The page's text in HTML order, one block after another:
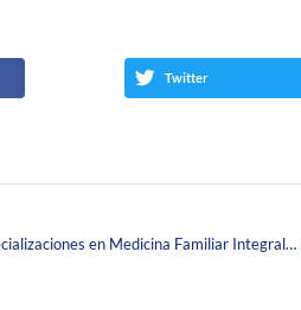
Twitter
¡Felicitamos a nuestros egresados de las Especializaciones en Medicina Familiar Integral y Medicina Interna, Cohorte 2023-1!